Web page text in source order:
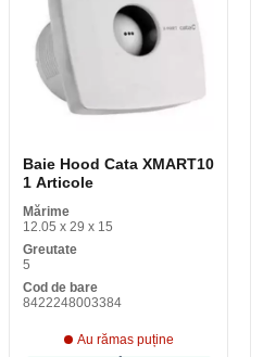
Baie Hood Cata XMART10
1 Articole
Mărime
12.05 x 29 x 15
Greutate
5
Cod de bare
8422248003384
Au rămas puține